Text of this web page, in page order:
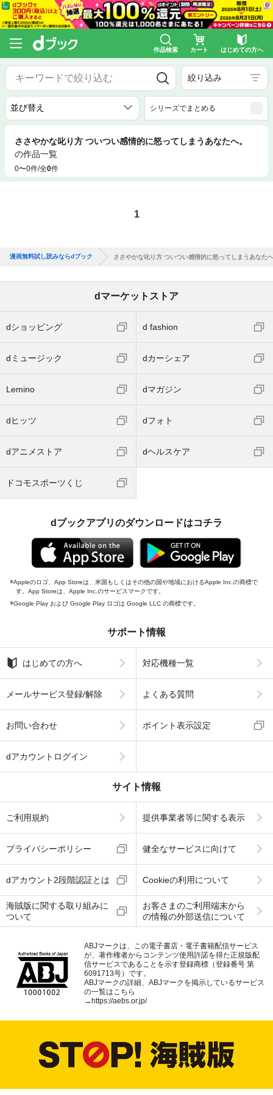
作品検索 カート はじめての方へ
絞り込み
シリーズでまとめる
ささやかな叱り方 ついつい感情的に怒ってしまうあなたへ。
の作品一覧
0〜0件/全0件
1
漫画無料試し読みならdブック ささやかな叱り方 ついつい感情的に怒ってしまうあなた
dマーケットストア
dショッピング d fashion
dミュージック dカーシェア
Lemino dマガジン
dヒッツ dフォト
dアニメストア dヘルスケア
ドコモスポーツくじ
dブックアプリのダウンロードはコチラ
Appleのロゴ、App Storeは、米国もしくはその他の国や地域におけるApple Inc.の商標で
す。App Storeは、Apple Inc.のサービスマークです。
Google Play および Google Play ロゴは Google LLC の商標です。
サポート情報
はじめての方へ 対応機種一覧
メールサービス登録/解除 よくある質問
お問い合わせ ポイント表示設定
dアカウントログイン
サイト情報
ご利用規約 提供事業者等に関する表示
プライバシーポリシー 健全なサービスに向けて
dアカウント2段階認証とは Cookieの利用について
海賊版に関する取り組みに
ついて
お客さまのご利用端末から
の情報の外部送信について
ABJマークは、この電子書店・電子書籍配信サービス
が、著作権者からコンテンツ使用許諾を得た正規版配
信サービスであることを示す登録商標（登録番号 第
6091713号）です。
ABJマークの詳細、ABJマークを掲示しているサービス
の一覧はこちら
→https://aebs.or.jp/